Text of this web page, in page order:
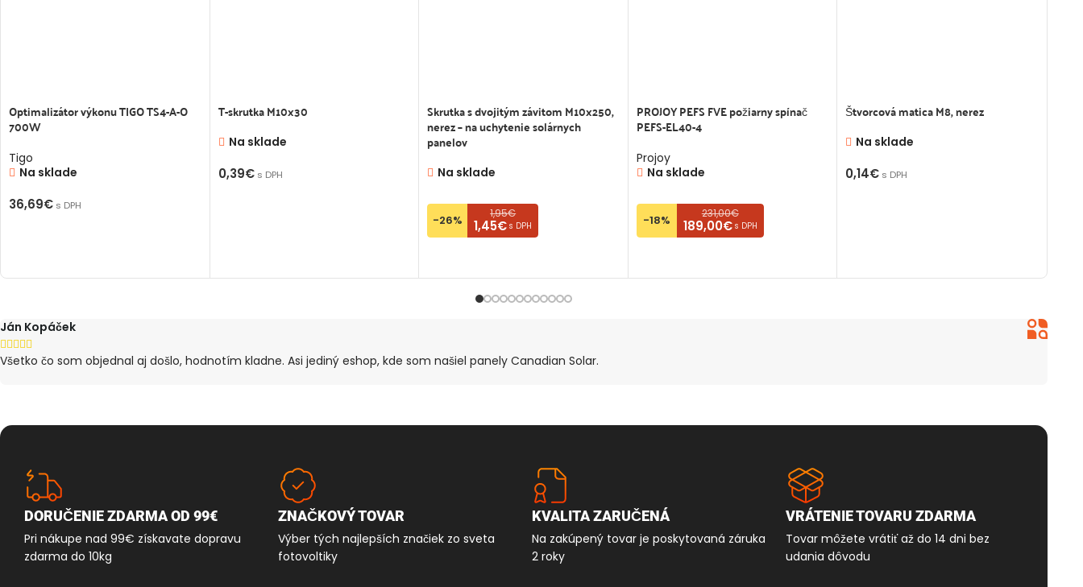
Optimalizátor výkonu TIGO TS4-A-O
700W
Tigo
Na sklade
36,69€ s DPH
T-skrutka M10x30
Na sklade
0,39€s DPH
Skrutka s dvojitým závitom M10x250,
nerez – na uchytenie solárnych
panelov
Na sklade
-26% 1,95€
1,45€ s DPH
PROJOY PEFS FVE požiarny spínač
PEFS-EL40-4
Projoy
Na sklade
-18% 231,00€
189,00€ s DPH
Štvorcová matica M8, nerez
Na sklade
0,14€ s DPH
Ján Kopáček

Všetko čo som objednal aj došlo, hodnotím kladne. Asi jediný eshop, kde som našiel panely Canadian Solar.
DORUČENIE ZDARMA OD 99€
Pri nákupe nad 99€ získavate dopravu
zdarma do 10kg
ZNAČKOVÝ TOVAR
Výber tých najlepších značiek zo sveta
fotovoltiky
KVALITA ZARUČENÁ
Na zakúpený tovar je poskytovaná záruka
2 roky
VRÁTENIE TOVARU ZDARMA
Tovar môžete vrátiť až do 14 dni bez
udania dôvodu